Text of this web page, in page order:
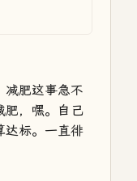
减肥这事急不
肥，嘿。自己
达标。一直徘